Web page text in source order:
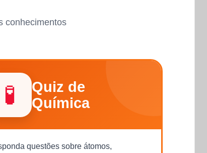
conhecimentos
🧪
Quiz de
Química
questões sobre átomos,